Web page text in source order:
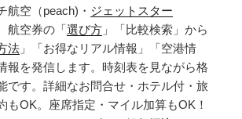
航空（peach)・ ジェットスター
航空券の「選び方 」「比較検索」から
法 」「お得なリアル情報」「空港情
報を発信します。時刻表を見ながら格
です。詳細なお問合せ・ホテル付・旅
もOK。座席指定・マイル加算もOK！